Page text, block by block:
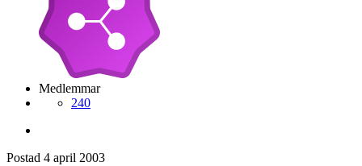
Medlemmar
240
Postad 4 april 2003